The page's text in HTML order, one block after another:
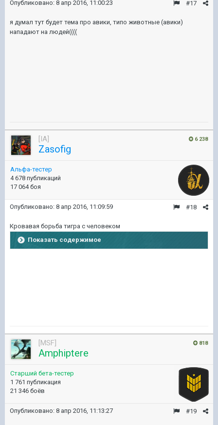
#17
Опубликовано: 8 апр 2016, 11:00:23
я думал тут будет тема про авики, типо животные (авики)
нападают на людей((((
6 238
[IA]
Zasofig
Альфа-тестер
4 678 публикаций
17 064 боя
#18
Опубликовано: 8 апр 2016, 11:09:59
Кровавая борьба тигра с человеком
Показать содержимое
818
[MSF]
Amphiptere
Старший бета-тестер
1 761 публикация
21 346 боёв
#19
Опубликовано: 8 апр 2016, 11:13:27